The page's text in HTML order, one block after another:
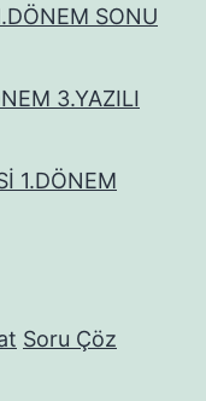
SONU
3.YAZILI
1.DÖNEM
Soru Çöz